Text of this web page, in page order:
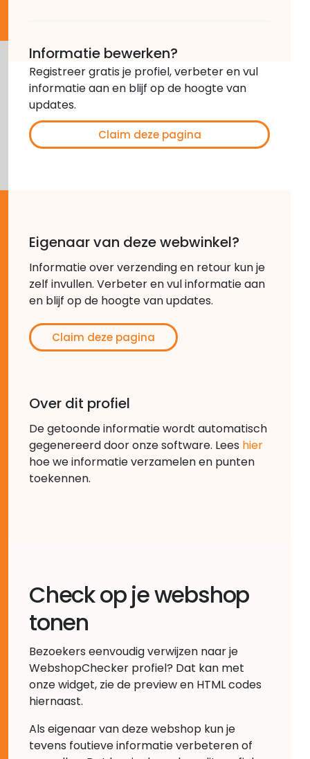
Informatie bewerken?
Registreer gratis je profiel, verbeter en vul
informatie aan en blijf op de hoogte van
updates.
Claim deze pagina
Eigenaar van deze webwinkel?
Informatie over verzending en retour kun je
zelf invullen. Verbeter en vul informatie aan
en blijf op de hoogte van updates.
Claim deze pagina
Over dit profiel
De getoonde informatie wordt automatisch
gegenereerd door onze software. Lees hier
hoe we informatie verzamelen en punten
toekennen.
Check op je webshop
tonen
Bezoekers eenvoudig verwijzen naar je
WebshopChecker profiel? Dat kan met
onze widget, zie de preview en HTML codes
hiernaast.
Als eigenaar van deze webshop kun je
tevens foutieve informatie verbeteren of